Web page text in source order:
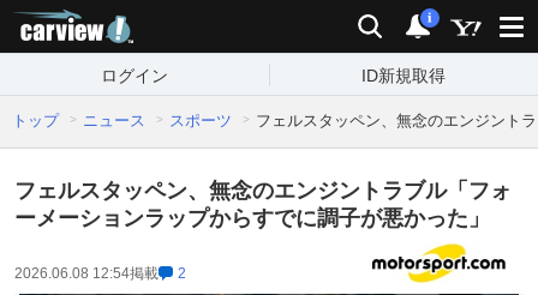
検索 通知
i
ログイン ID新規取得
トップ ニュース スポーツ フェルスタッペン、無念のエンジント
フェルスタッペン、無念のエンジントラブル「フォ
ーメーションラップからすでに調子が悪かった」
2026.06.08 12:54掲載 2